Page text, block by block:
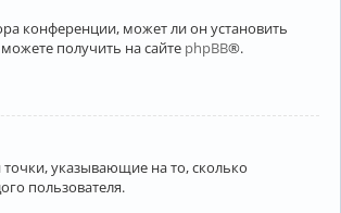
конференции, может ли он установить
получить на сайте phpBB®.
указывающие на то, сколько
пользователя.